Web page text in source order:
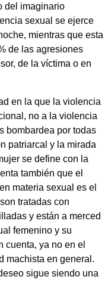
del imaginario
sexual se ejerce
mientras que esta
de las agresiones
de la víctima o en
en la que la violencia
no a la violencia
bombardea por todas
patriarcal y la mirada
se define con la
también que el
materia sexual es el
tratadas con
y están a merced
femenino y su
cuenta, ya no en el
machista en general.
sigue siendo una